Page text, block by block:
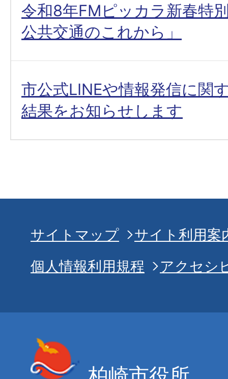
令和8年FMピッカラ新春特
公共交通のこれから」
市公式LINEや情報発信に関
結果をお知らせします
サイトマップ
サイト利用案
個人情報利用規程
アクセシ